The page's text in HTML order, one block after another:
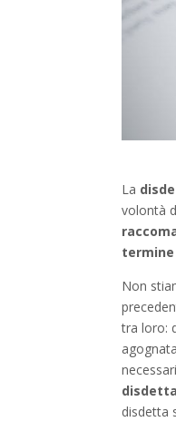
La
volontà
termine
Non
tra loro:
disdetta
disdetta